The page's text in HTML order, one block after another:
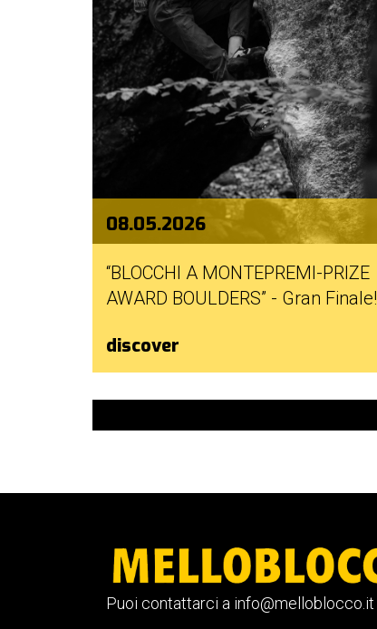
08.05.2026
“BLOCCHI A MONTEPREMI-PRIZE
AWARD BOULDERS” - Gran Finale!
discover
Puoi contattarci a info@melloblocco.it